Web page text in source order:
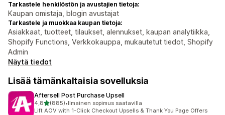
Tarkastele henkilöstön ja avustajien tietoja:
Kaupan omistaja, blogin avustajat
Tarkastele ja muokkaa kaupan tietoja:
Asiakkaat, tuotteet, tilaukset, alennukset, kaupan analytiikka,
Shopify Functions, Verkkokauppa, mukautetut tiedot, Shopify
Admin
Näytä tiedot
Lisää tämänkaltaisia sovelluksia
Aftersell Post Purchase Upsell
4,8/ 5 tähteä
(885)
885 arvostelua yhteensä
•Ilmainen sopimus saatavilla
Lift AOV with 1-Click Checkout Upsells & Thank You Page Offers